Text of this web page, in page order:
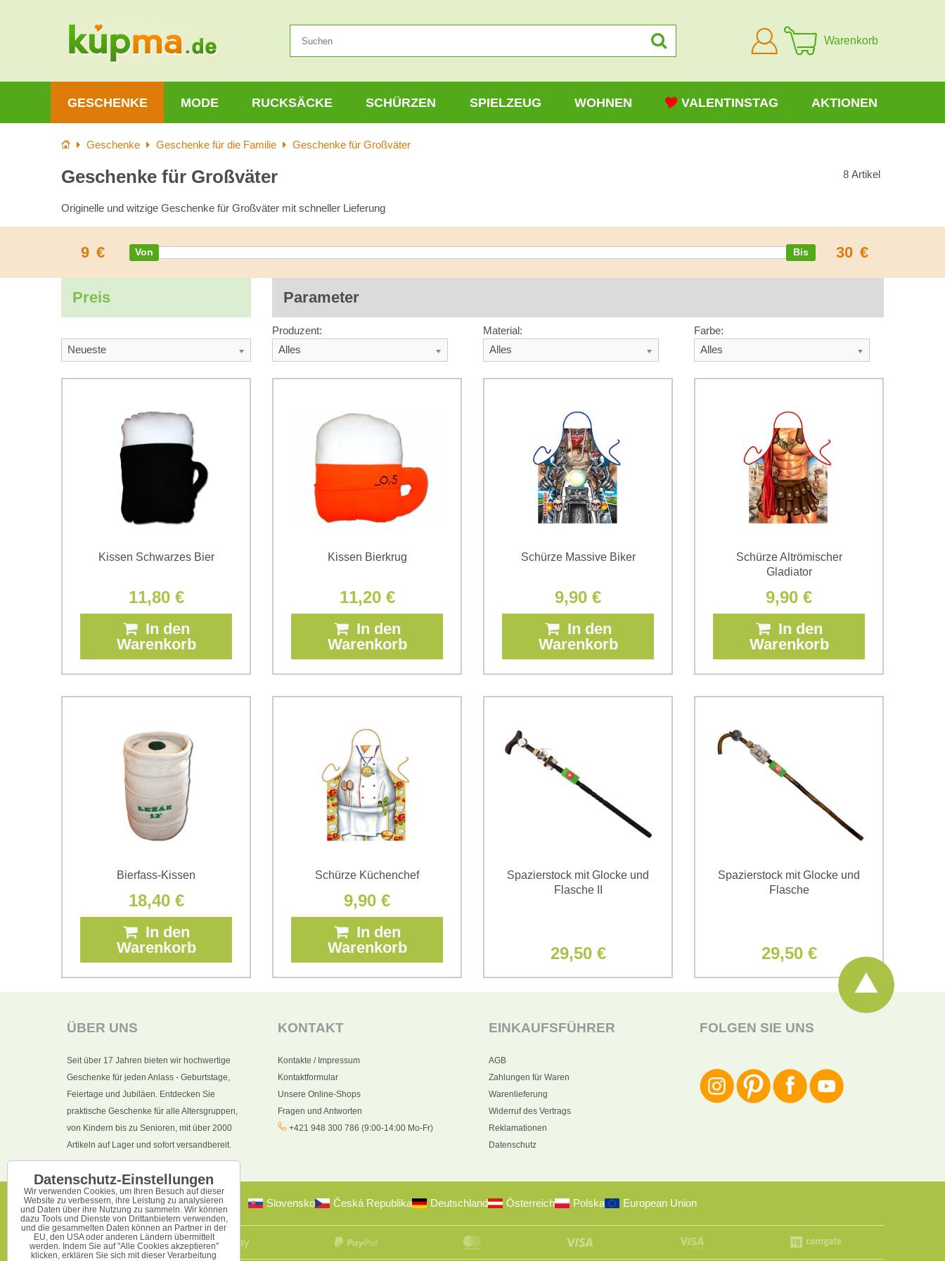
Anmelden
Warenkorb
GESCHENKE MODE RUCKSÄCKE SCHÜRZEN SPIELZEUG WOHNEN VALENTINSTAG AKTIONEN
StartseiteGeschenke Geschenke für die Familie Geschenke für Großväter
Geschenke für Großväter 8 Artikel
Originelle und witzige Geschenke für Großväter mit schneller Lieferung
9 € 30 €
Preis Parameter
Neueste
Produzent:
Alles
Material:
Alles
Farbe:
Alles
Kissen Schwarzes Bier
11,80 €
In den
Warenkorb
Kissen Bierkrug
11,20 €
In den
Warenkorb
Schürze Massive Biker
9,90 €
In den
Warenkorb
Schürze Altrömischer
Gladiator
9,90 €
In den
Warenkorb
Bierfass-Kissen
18,40 €
In den
Warenkorb
Schürze Küchenchef
9,90 €
In den
Warenkorb
Spazierstock mit Glocke und
Flasche II
29,50 €
Spazierstock mit Glocke und
Flasche
29,50 €
ÜBER UNS
Seit über 17 Jahren bieten wir hochwertige
Geschenke für jeden Anlass - Geburtstage,
Feiertage und Jubiläen. Entdecken Sie
praktische Geschenke für alle Altersgruppen,
von Kindern bis zu Senioren, mit über 2000
Artikeln auf Lager und sofort versandbereit.
KONTAKT
Kontakte / Impressum
Kontaktformular
Unsere Online-Shops
Fragen und Antworten
+421 948 300 786 (9:00-14:00 Mo-Fr)
EINKAUFSFÜHRER
AGB
Zahlungen für Waren
Warenlieferung
Widerruf des Vertrags
Reklamationen
Datenschutz
FOLGEN SIE UNS
Slovensko Česká Republika Deutschland Österreich Polska European Union
Datenschutz-Einstellungen
Wir verwenden Cookies, um Ihren Besuch auf dieser
Website zu verbessern, ihre Leistung zu analysieren
und Daten über ihre Nutzung zu sammeln. Wir können
dazu Tools und Dienste von Drittanbietern verwenden,
und die gesammelten Daten können an Partner in der
EU, den USA oder anderen Ländern übermittelt
werden. Indem Sie auf "Alle Cookies akzeptieren"
klicken, erklären Sie sich mit dieser Verarbeitung